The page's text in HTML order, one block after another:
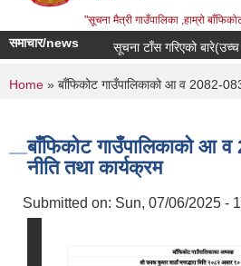
"सूचना मैत्री गाउँपालिका ,हाम्रो
समाचार/news सूचना टाँस गरिएको बारे(उच्च
You are here
Home » बाँफिकोट गाउँपालिकाको आ व 2082-
बाँफिकोट गाउँपालिकाको आ
नीति तथा कार्यक्रम
Submitted on: Sun, 07/06/2025 -